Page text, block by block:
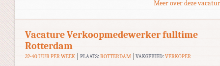
Meer over deze
Vacature Verkoopmedewerker fulltime
Rotterdam
32-40 UUR PER WEEK PLAATS: ROTTERDAM VAKGEBIED:VERKOPER